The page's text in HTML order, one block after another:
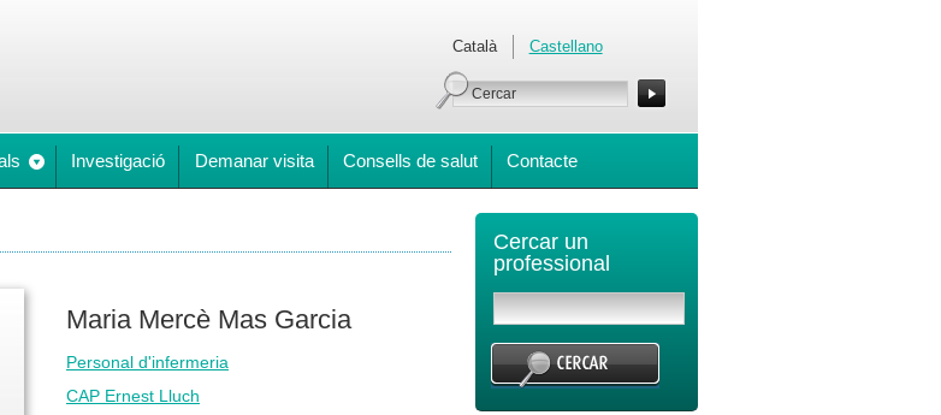
Català Castellano
Investigació Demanar visita Consells de salut Contacte
Maria Mercè Mas Garcia
Personal d'infermeria
CAP Ernest Lluch
Cercar un
professional